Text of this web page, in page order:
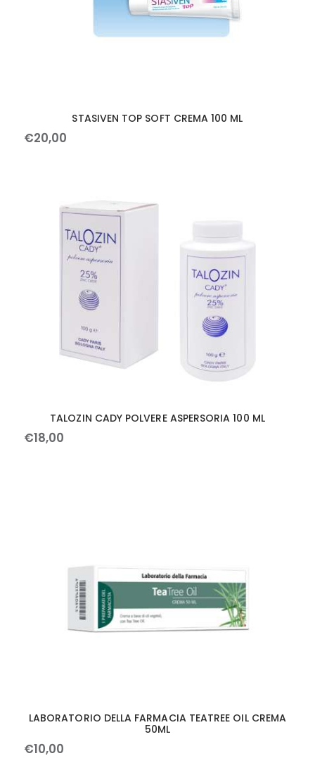
STASIVEN TOP SOFT CREMA 100 ML
€20,00
TALOZIN CADY POLVERE ASPERSORIA 100 ML
€18,00
LABORATORIO DELLA FARMACIA TEATREE OIL CREMA
50ML
€10,00